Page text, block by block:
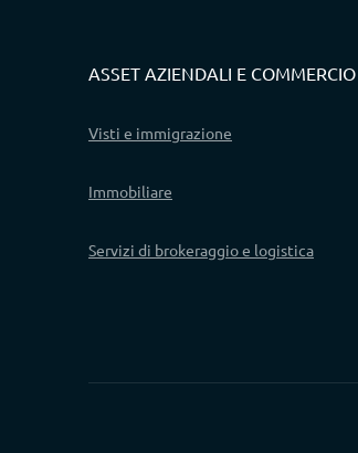
ASSET AZIENDALI E
Visti e immigrazione
Immobiliare
Servizi di brokeraggio e logistica